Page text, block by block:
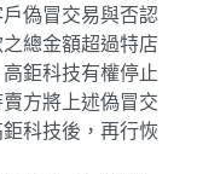
偽冒交易與否認
總金額超過特店
鉅科技有權停止
方將上述偽冒交
科技後，再行恢